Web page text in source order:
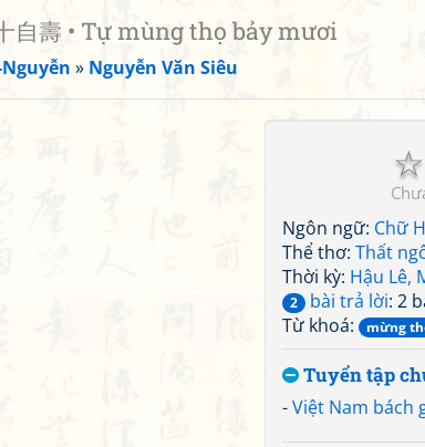
自壽 • Tự mùng thọ bảy mươi
» Nguyễn Văn Siêu
☆
Ngôn ngữ: Chữ
Thể thơ: Thất
Thời kỳ: Hậu Lê,
2 bài trả lời: 2
Từ khoá:
mừng
Tuyển tập
-Việt Nam bách